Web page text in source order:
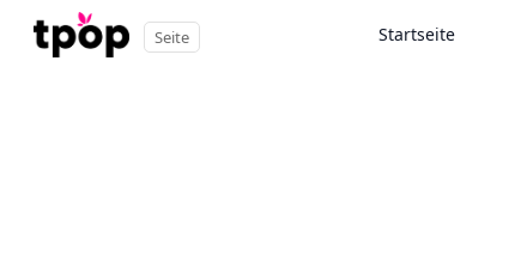
Seite Startseite